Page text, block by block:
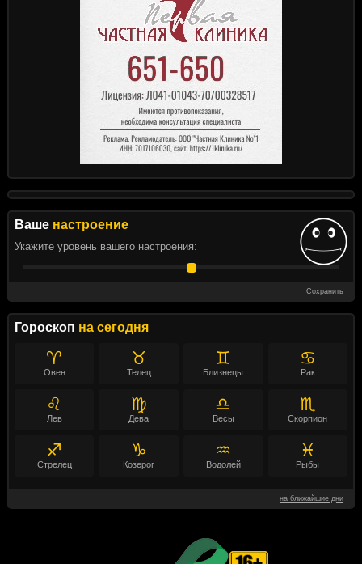
Ваше настроение
Укажите уровень вашего настроения:
Сохранить
Гороскоп на сегодня
♈
Овен
♉
Телец
♊
Близнецы
♋
Рак
♌
Лев
♍
Дева
♎
Весы
♏
Скорпион
♐
Стрелец
♑
Козерог
♒
Водолей
♓
Рыбы
на ближайшие дни